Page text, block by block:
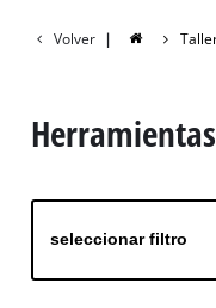
Volver |
seleccionar filtro